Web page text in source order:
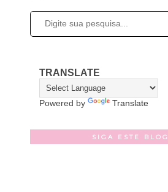
TRANSLATE
Powered by Translate
SIGA ESTE BLOG